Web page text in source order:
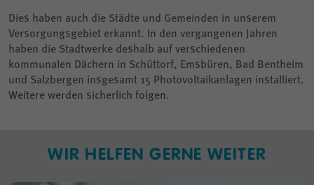
Dies haben auch die Städte und Gemeinden in unserem
Versorgungsgebiet erkannt. In den vergangenen Jahren
haben die Stadtwerke deshalb auf verschiedenen
kommunalen Dächern in Schüttorf, Emsbüren, Bad Bentheim
und Salzbergen insgesamt 15 Photovoltaikanlagen installiert.
Weitere werden sicherlich folgen.
WIR HELFEN GERNE WEITER